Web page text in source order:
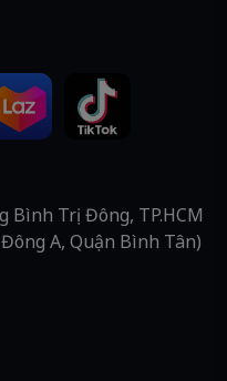
Bình Trị Đông, TP.HCM
A, Quận Bình Tân)